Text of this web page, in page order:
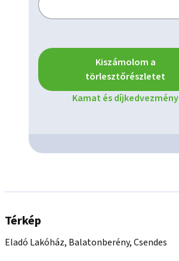
Kiszámolom a
törlesztőrészletet
Kamat és díjkedvezmény
Térkép
Eladó Lakóház, Balatonberény, Csendes